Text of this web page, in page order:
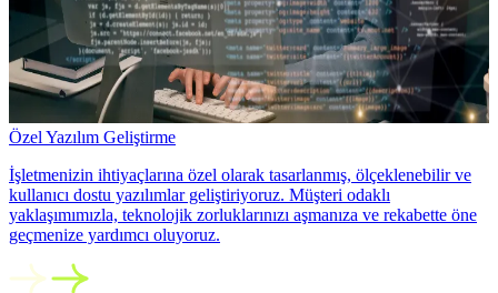
Özel Yazılım Geliştirme
İşletmenizin ihtiyaçlarına özel olarak tasarlanmış, ölçeklenebilir ve
kullanıcı dostu yazılımlar geliştiriyoruz. Müşteri odaklı
yaklaşımımızla, teknolojik zorluklarınızı aşmanıza ve rekabette öne
geçmenize yardımcı oluyoruz.